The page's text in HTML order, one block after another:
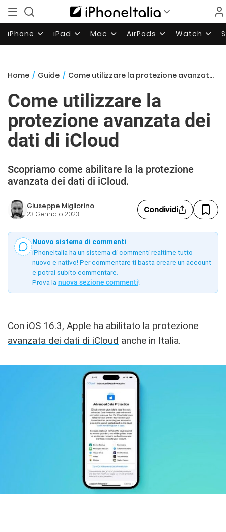
iPhone iPad Mac AirPods Watch
Home / Guide / Come utilizzare la protezione avanzata dei dati di iCloud
Come utilizzare la
protezione avanzata dei
dati di iCloud
Scopriamo come abilitare la la protezione
avanzata dei dati di iCloud.
Giuseppe Migliorino
23 Gennaio 2023 Condividi
Nuovo sistema di commenti
iPhoneItalia ha un sistema di commenti realtime tutto
nuovo e nativo! Per commentare ti basta creare un account
e potrai subito commentare.
Prova la nuova sezione commenti!
Con iOS 16.3, Apple ha abilitato la protezione
avanzata dei dati di iCloud anche in Italia.